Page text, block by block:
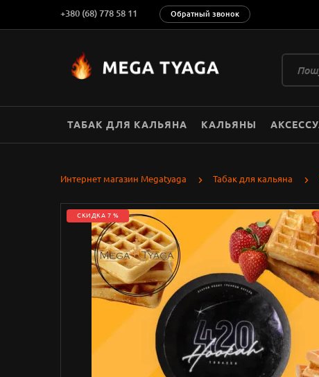
+380 (68) 778 58 11 Обратный звонок
ТАБАК ДЛЯ КАЛЬЯНА КАЛЬЯНЫ
Интернет магазин Megatyaga Табак для кальяна
СКИДКА 7 %